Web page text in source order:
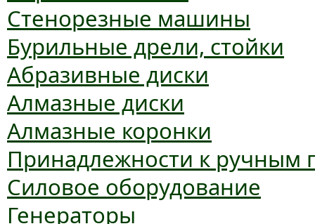
Стенорезные машины
Бурильные дрели, стойки
Абразивные диски
Алмазные диски
Алмазные коронки
Принадлежности к ручным
Силовое оборудование
Генераторы